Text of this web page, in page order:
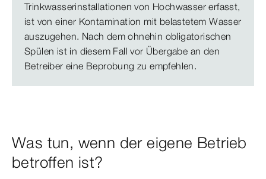
Trinkwasserinstallationen von Hochwasser erfasst,
ist von einer Kontamination mit belastetem Wasser
auszugehen. Nach dem ohnehin obligatorischen
Spülen ist in diesem Fall vor Übergabe an den
Betreiber eine Beprobung zu empfehlen.
Was tun, wenn der eigene Betrieb
betroffen ist?